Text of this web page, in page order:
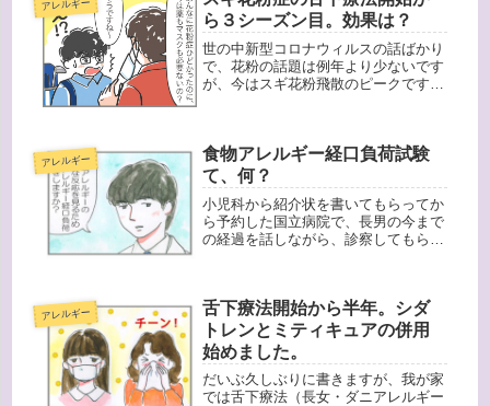
アレルギー
ら３シーズン目。効果は？
世の中新型コロナウィルスの話ばかり
で、花粉の話題は例年より少ないです
が、今はスギ花粉飛散のピークです！
ダキュアが認可され、保管方法や時間
短...
アレルギー
食物アレルギー経口負荷試験
て、何？
小児科から紹介状を書いてもらってか
ら予約した国立病院で、長男の今まで
の経過を話しながら、診察してもらい
め、負荷試験を受けますか？」と聞か
れま...
アレルギー
舌下療法開始から半年。シダ
トレンとミティキュアの併用
始めました。
だいぶ久しぶりに書きますが、我が家
では舌下療法（長女・ダニアレルギー